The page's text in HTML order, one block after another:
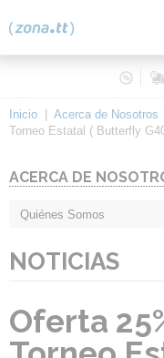
Inicio Acerca de Nosotros
Torneo Estatal ( Butterfly
ACERCA DE
Quiénes Somos
NOTICIAS
Oferta